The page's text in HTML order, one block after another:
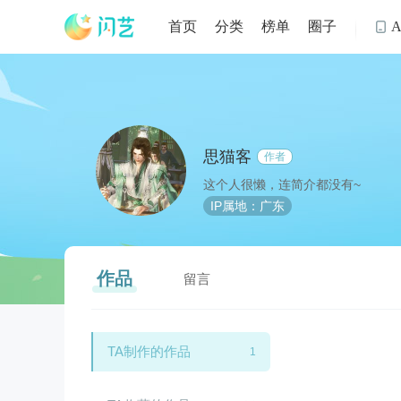
首页 分类 榜单 圈子 
思猫客 作者
这个人很懒，连简介都没有~
IP属地：广东
作品 留言
TA制作的作品 1